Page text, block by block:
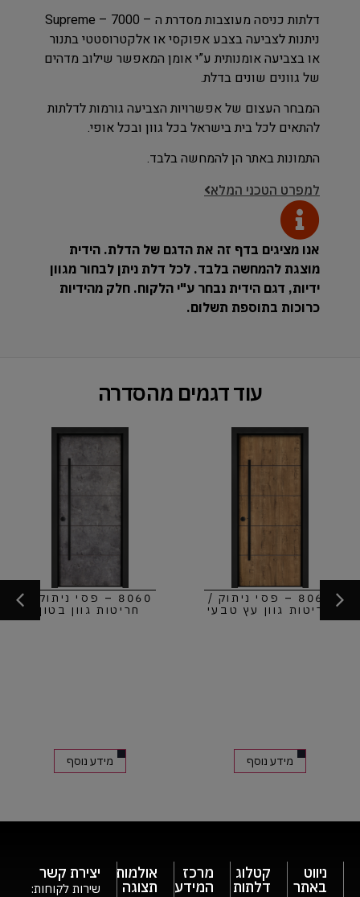
דלתות כניסה מעוצבות מסדרת ה – Supreme – 7000
ניתנות לצביעה בצבע אפוקסי או אלקטרוסטטי בתנור
או בצביעה אומנותית ע”י אומן המאפשר שילוב מדהים
של גוונים שונים בדלת.
המבחר העצום של אפשרויות הצביעה גורמות לדלתות
להתאים לכל בית בישראל בכל גוון ובכל אופי.
התמונות באתר הן להמחשה בלבד.
למפרט הטכני המלא
אנו מציגים בדף זה את הדגם של הדלת. הידית
מוצגת להמחשה בלבד. לכל דלת ניתן לבחור מגוון
ידיות, דגם הידית נבחר ע"י הלקוח. חלק מהידיות
כרוכות בתוספת תשלום.
עוד דגמים מהסדרה
8060 – פסי ניתוק /
חריטות גוון עץ טבעי
מידע נוסף
8060 – פסי ניתוק /
חריטות גוון בטון
מידע נוסף
ניווט
באתר
קטלוג
דלתות
מרכז
המידע
אולמות
תצוגה
יצירת קשר
שירות לקוחות: